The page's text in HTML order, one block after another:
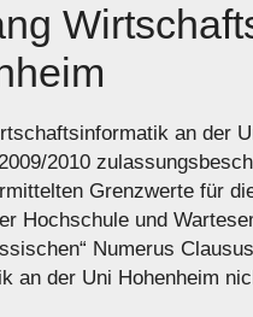
an der
2010
Grenzwerte für
Hochschule und
Numerus
an der Uni Hohenheim